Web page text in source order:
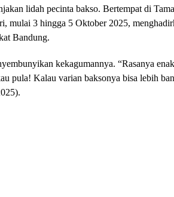
lidah pecinta bakso. Bertempat di
mulai 3 hingga 5 Oktober 2025,
Bandung.
kekagumannya. “Rasanya
pula! Kalau varian baksonya bisa lebih